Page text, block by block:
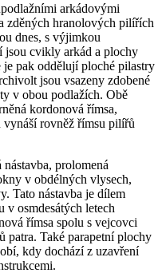
arkádovými
zděných hranolových pilířích
dnes, s výjimkou
jsou cvikly arkád a plochy
pak oddělují ploché pilastry
jsou vsazeny zdobené
v obou podlažích. Obě
kordonová římsa,
vynáší rovněž římsu pilířů
prolomená
v obdélných vlysech,
Tato nástavba je dílem
v osmdesátých letech
římsa spolu s vejcovci
patra. Také parapetní plochy
kdy dochází z uzavření